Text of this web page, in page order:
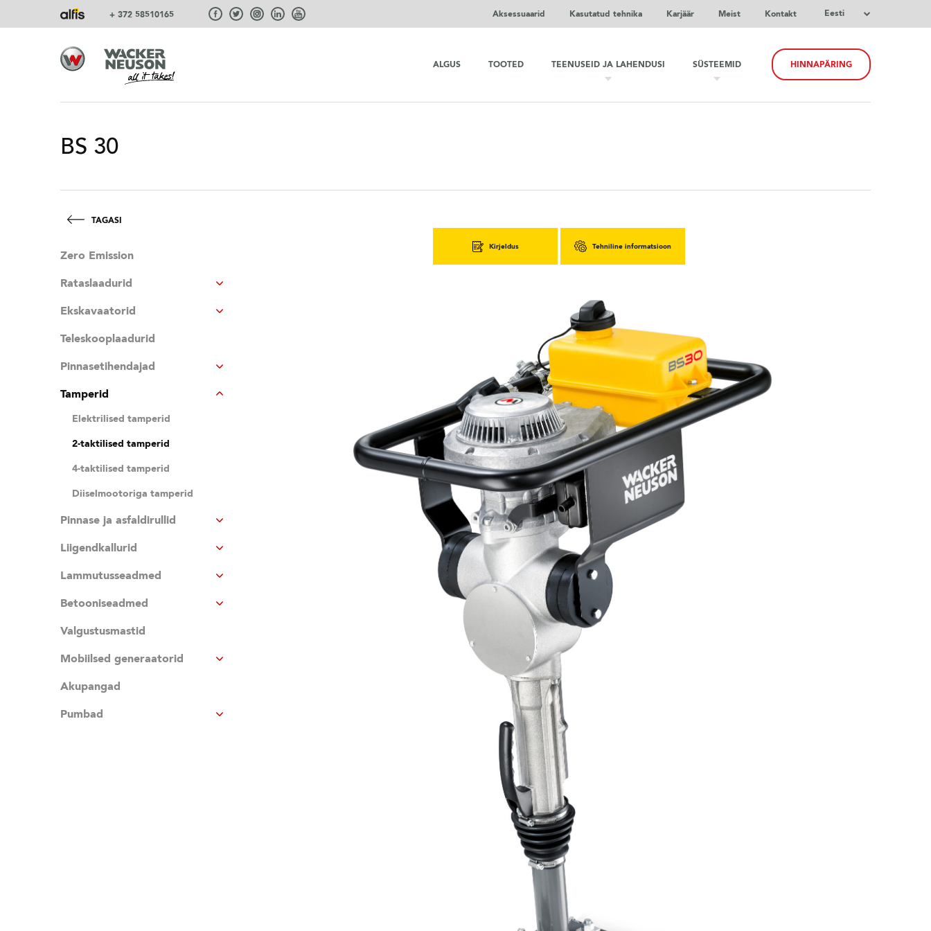
+ 372 58510165 Aksessuaarid Kasutatud tehnika Karjäär Meist Kontakt Eesti
ALGUS TOOTED TEENUSEID JA LAHENDUSI SÜSTEEMID HINNAPÄRING
BS 30
TAGASI
Zero Emission
Rataslaadurid
Ekskavaatorid
Teleskooplaadurid
Pinnasetihendajad
Tamperid
Elektrilised tamperid
2-taktilised tamperid
4-taktilised tamperid
Diiselmootoriga tamperid
Pinnase ja asfaldirullid
Liigendkallurid
Lammutusseadmed
Betooniseadmed
Valgustusmastid
Mobiilsed generaatorid
Akupangad
Pumbad
Kirjeldus Tehniline informatsioon